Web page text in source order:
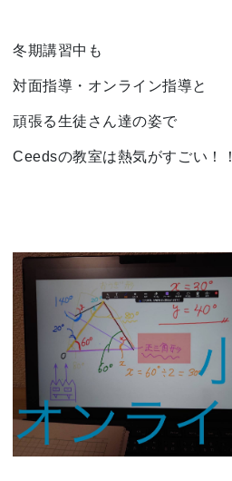
冬期講習中も
対面指導・オンライン指導と
頑張る生徒さん達の姿で
Ceedsの教室は熱気がすごい！！